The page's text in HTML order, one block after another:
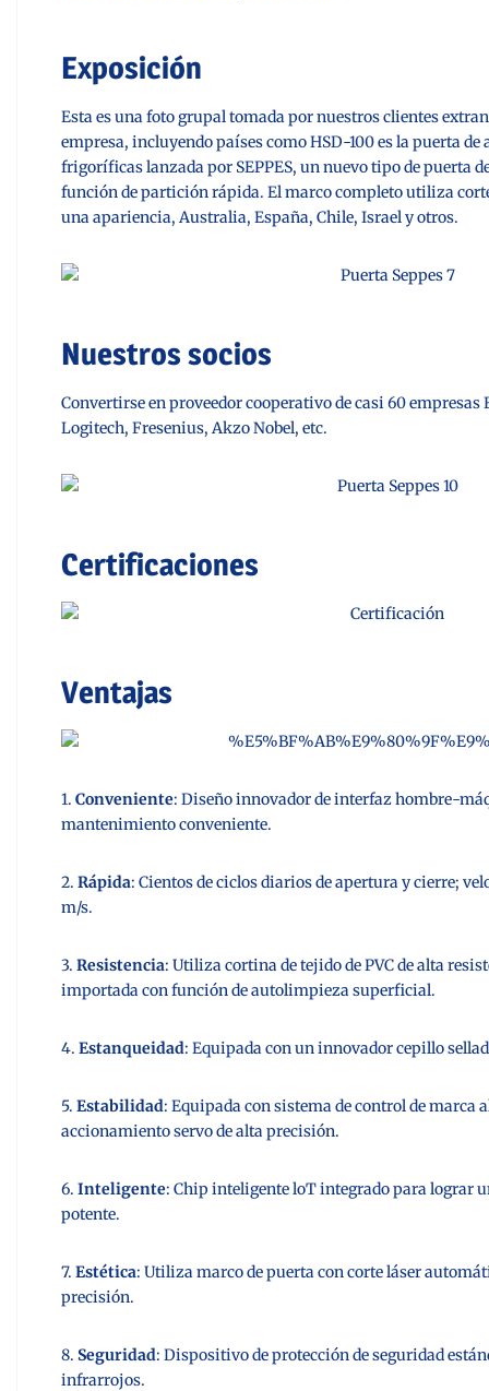
Exposición
Esta es una foto grupal tomada por nuestros clientes
empresa, incluyendo países comoHSD-100 es la puerta
frigoríficas lanzada por SEPPES, un nuevo tipo de puerta
función de partición rápida. El marco completo utiliza
una apariencia, Australia, España, Chile, Israel y otros.
Nuestros socios
Convertirse en proveedor cooperativo de casi 60 empresas
Logitech, Fresenius, Akzo Nobel, etc.
Certificaciones
Ventajas
1. Conveniente: Diseño innovador de interfaz hombre-
mantenimiento conveniente.
2. Rápida: Cientos de ciclos diarios de apertura y cierre;
m/s.
3. Resistencia: Utiliza cortina de tejido de PVC de alta
importada con función de autolimpieza superficial.
4. Estanqueidad: Equipada con un innovador cepillo
5. Estabilidad: Equipada con sistema de control de marca
accionamiento servo de alta precisión.
6. Inteligente: Chip inteligente loT integrado para lograr
potente.
7. Estética: Utiliza marco de puerta con corte láser
precisión.
8. Seguridad: Dispositivo de protección de seguridad
infrarrojos.